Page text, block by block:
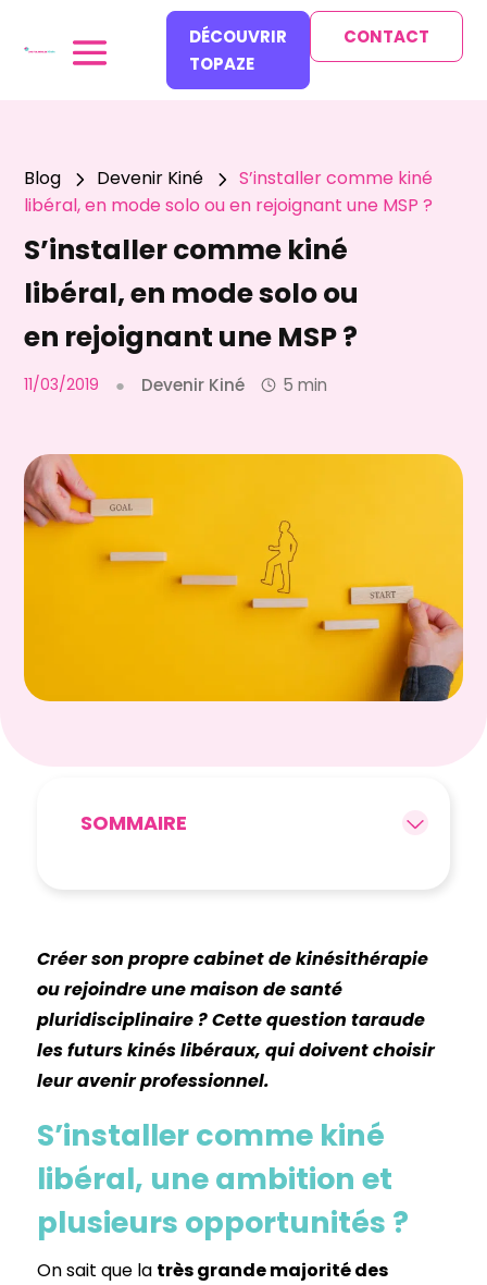
DÉCOUVRIR
TOPAZE
CONTACT
Blog 5 Devenir Kiné 5 S’installer comme kiné
libéral, en mode solo ou en rejoignant une MSP ?
S’installer comme kiné
libéral, en mode solo ou
en rejoignant une MSP ?
11/03/2019 ● Devenir Kiné 5 min
SOMMAIRE
Créer son propre cabinet de kinésithérapie
ou rejoindre une maison de santé
pluridisciplinaire ? Cette question taraude
les futurs kinés libéraux, qui doivent choisir
leur avenir professionnel.
S’installer comme kiné
libéral, une ambition et
plusieurs opportunités ?
On sait que la très grande majorité des